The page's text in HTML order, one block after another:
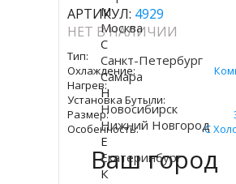
АРТИКУЛ: 4929
НЕТ В НАЛИЧИИ
Тип:
Охлаждение:
Нагрев:
Установка Бутыли:
Размер:
Особенность:
С
Ваш город
М
Москва
С
Санкт-Петербург
Самара
Н
Новосибирск
Нижний Новгород
Е
Екатеринбург
К